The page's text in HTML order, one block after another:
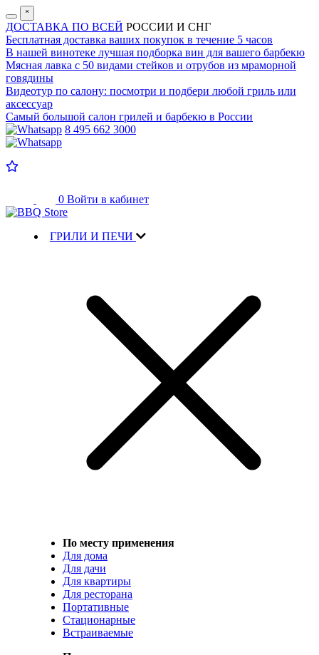
˟
ДОСТАВКА ПО ВСЕЙ РОССИИ И СНГ
Бесплатная доставка ваших покупок в течение 5 часов
В нашей винотеке лучшая подборка вин для вашего барбекю
Мясная лавка с 50 видами стейков и отрубов из мраморной
говядины
Видеотур по салону: посмотри и подбери любой гриль или
аксессуар
Самый большой салон грилей и барбекю в России
8 495 662 3000
0 Войти в кабинет
ГРИЛИ И ПЕЧИ
По месту применения
Для дома
Для дачи
Для квартиры
Для ресторана
Портативные
Стационарные
Встраиваемые